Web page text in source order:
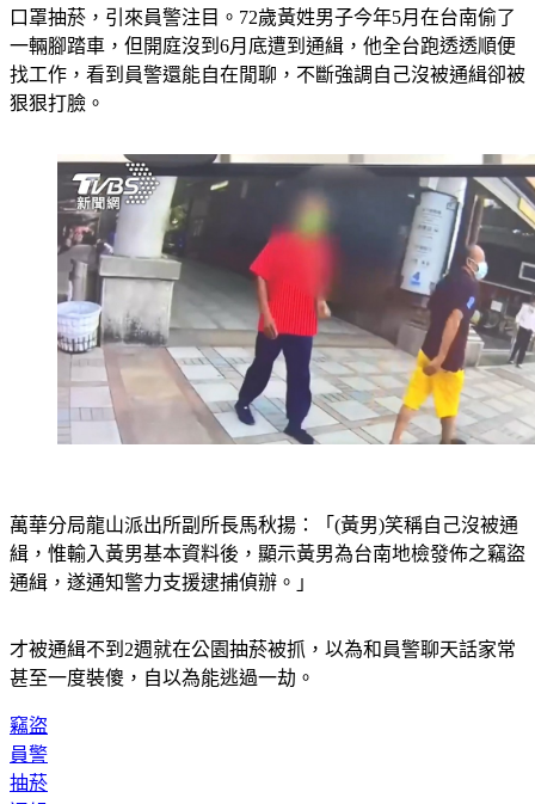
口罩抽菸，引來員警注目。72歲黃姓男子今年5月在台南偷了
一輛腳踏車，但開庭沒到6月底遭到通緝，他全台跑透透順便
找工作，看到員警還能自在閒聊，不斷強調自己沒被通緝卻被
狠狠打臉。
萬華分局龍山派出所副所長馬秋揚：「(黃男)笑稱自己沒被通
緝，惟輸入黃男基本資料後，顯示黃男為台南地檢發佈之竊盜
通緝，遂通知警力支援逮捕偵辦。」
才被通緝不到2週就在公園抽菸被抓，以為和員警聊天話家常
甚至一度裝傻，自以為能逃過一劫。
竊盜
員警
抽菸